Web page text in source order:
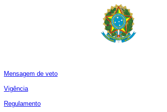
Mensagem de veto
Vigência
Regulamento